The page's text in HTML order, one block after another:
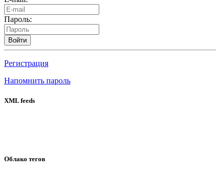
Пароль:
Войти
Регистрация
Напомнить пароль
XML feeds
Облако тегов